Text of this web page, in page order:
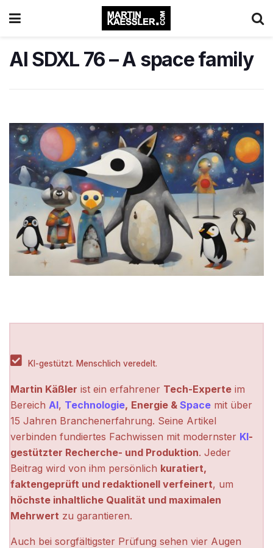
AI SDXL 76 – A space family
KI-gestützt. Menschlich veredelt.
Martin Käßler ist ein erfahrener Tech-Experte im
Bereich AI, Technologie, Energie & Space mit über
15 Jahren Branchenerfahrung. Seine Artikel
verbinden fundiertes Fachwissen mit modernster KI-
gestützter Recherche- und Produktion. Jeder
Beitrag wird von ihm persönlich kuratiert,
faktengeprüft und redaktionell verfeinert, um
höchste inhaltliche Qualität und maximalen
Mehrwert zu garantieren.
Auch bei sorgfältigster Prüfung sehen vier Augen